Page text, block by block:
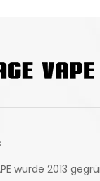
wurde 2013